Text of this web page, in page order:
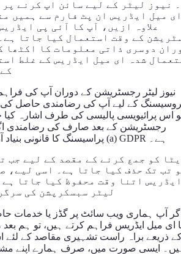
نیوز لیٹر کے لیے سائن اپ کرنے پر
میل ایڈریس ان پٹ فارم سے ہمیں
علاوہ ازیں، آپ کا آئی پی
کے وقت استعمال کیا جاتا
دوسری ذاتی معلومات کا اکٹھا
شدہ ای میل ایڈریس کے غلط
نیوز لیٹر رجسٹریشن کے دوران آپ کی
کے لیے آپ کی رضامندی حاصل کی
اس پرائیویسی پالیسی کی طرف اشارہ کیا
رجسٹریشن کے بعد صارف کی رضامندی
پراسیسنگ کا قانونی بنیاد آرٹیکل 6(1) پوائنٹ (a) GDPR ہے۔
کو جمع کرنے کے مقصد کے لیے جب
تب تک حذف کیا جاتا ہے۔ اسی لیے،
اتنا وقت محفوظ کیا جاتا ہے
لیٹر سبسکرپشن کی
آپ ہماری ویب سائٹ پر گڈز یا خدمات
ای میل ایڈریس فراہم کرتے ہیں، تو ہم بعد
ذریعے براہ راست تشہیری مقاصد کے لئے
ایسی صورت میں، صرف ہمارے اپنے